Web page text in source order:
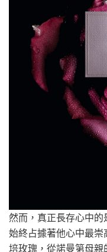
然而，真正長存心中
始終占據著他心中最
培玫瑰，從諾曼第母